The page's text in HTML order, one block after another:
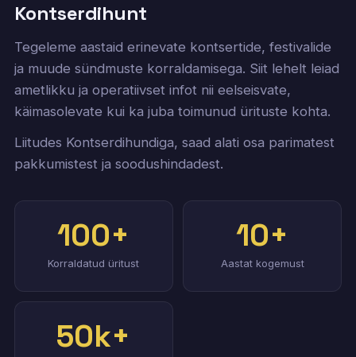
Kontserdihunt
Tegeleme aastaid erinevate kontsertide, festivalide
ja muude sündmuste korraldamisega. Siit lehelt leiad
ametlikku ja operatiivset infot nii eelseisvate,
käimasolevate kui ka juba toimunud ürituste kohta.
Liitudes Kontserdihundiga, saad alati osa parimatest
pakkumistest ja soodushindadest.
100+
Korraldatud üritust
10+
Aastat kogemust
50k+